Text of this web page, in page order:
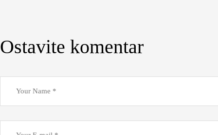
Ostavite komentar